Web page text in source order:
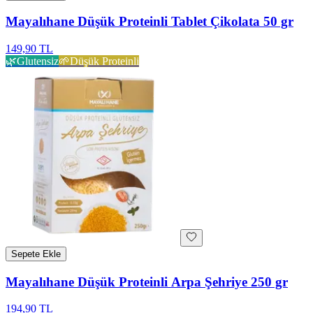
Mayalıhane Düşük Proteinli Tablet Çikolata 50 gr
149,90 TL
🌿Glutensiz🌱Düşük Proteinli
Sepete Ekle
Mayalıhane Düşük Proteinli Arpa Şehriye 250 gr
194,90 TL